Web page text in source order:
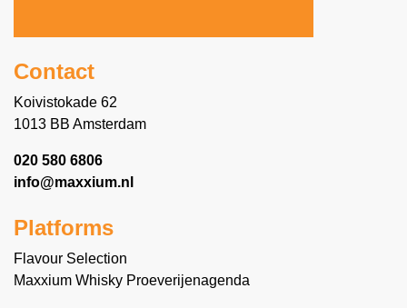
Contact
Koivistokade 62
1013 BB Amsterdam
020 580 6806
info@maxxium.nl
Platforms
Flavour Selection
Maxxium Whisky Proeverijenagenda